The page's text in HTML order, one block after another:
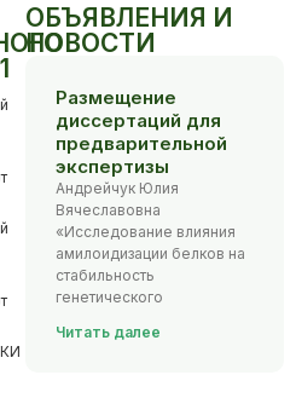
ОБЪЯВЛЕНИЯ И
НОВОСТИ
Размещение
диссертаций для
предварительной
экспертизы
Андрейчук Юлия
Вячеславовна
«Исследование влияния
амилоидизации белков на
стабильность
генетического
Читать далее